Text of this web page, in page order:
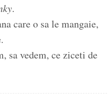
.
care o sa le mangaie,
sa vedem, ce ziceti de